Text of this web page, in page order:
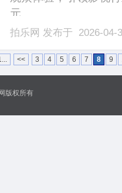
元。......
拍乐网 发布于 2026-
<< 3 4 5 6 7 8 9
版权所有